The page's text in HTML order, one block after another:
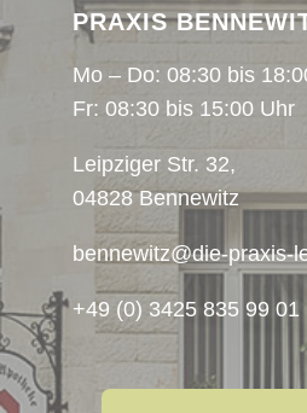
PRAXIS
Mo – Do: 08:30 bis
Fr: 08:30 bis 15:00 Uhr
Leipziger Str. 32,
04828 Bennewitz
bennewitz@die-praxis-
+49 (0) 3425 835 99 01